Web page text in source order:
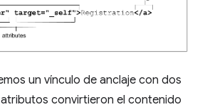
un vínculo de anclaje con dos
convirtieron el contenido